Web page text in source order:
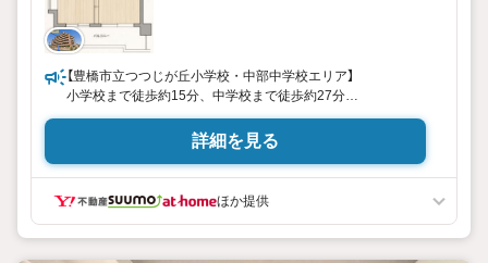
【豊橋市立つつじが丘小学校・中部中学校エリア】
小学校まで徒歩約15分、中学校まで徒歩約27分
たかくら幼稚園まで徒歩約10分
■アピタ向山店まで徒歩約11分
■ファミリーマート豊橋佐藤一丁目店まで徒歩約7分
■ココカラファインつつじが丘店まで徒歩約6分
→日々のお買い物にも便利です
詳細を見る
ほか提供